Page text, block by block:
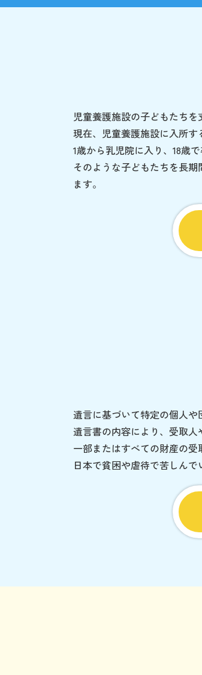
児童養護施設の子どもたちを
現在、児童養護施設に入所す
1歳から乳児院に入り、18歳
そのような子どもたちを長
ます。
遺言に基づいて特定の個人や
遺言書の内容により、受取人
一部またはすべての財産の受
日本で貧困や虐待で苦しん